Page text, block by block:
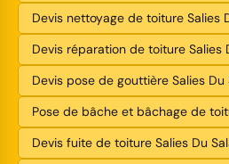
Devis nettoyage de toiture Salies
Devis réparation de toiture Salies
Devis pose de gouttière Salies Du
Pose de bâche et bâchage de
Devis fuite de toiture Salies Du